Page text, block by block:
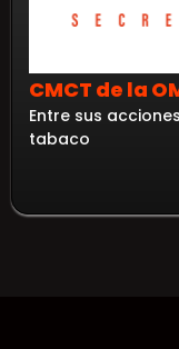
CMCT de la
Entre sus
tabaco